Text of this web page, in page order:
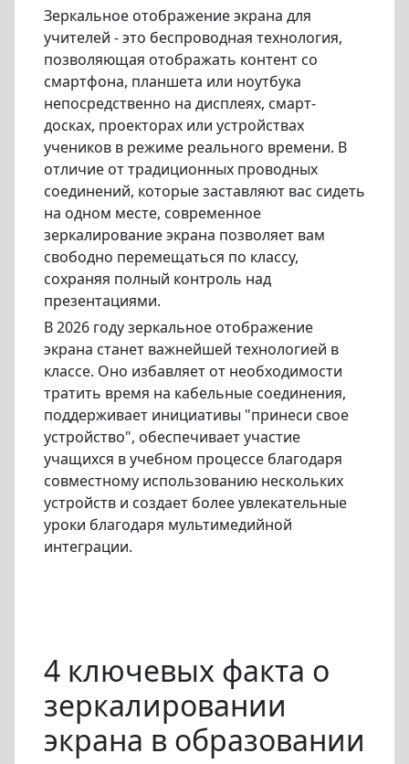
Зеркальное отображение экрана для
учителей - это беспроводная технология,
позволяющая отображать контент со
смартфона, планшета или ноутбука
непосредственно на дисплеях, смарт-
досках, проекторах или устройствах
учеников в режиме реального времени. В
отличие от традиционных проводных
соединений, которые заставляют вас сидеть
на одном месте, современное
зеркалирование экрана позволяет вам
свободно перемещаться по классу,
сохраняя полный контроль над
презентациями.
В 2026 году зеркальное отображение
экрана станет важнейшей технологией в
классе. Оно избавляет от необходимости
тратить время на кабельные соединения,
поддерживает инициативы "принеси свое
устройство", обеспечивает участие
учащихся в учебном процессе благодаря
совместному использованию нескольких
устройств и создает более увлекательные
уроки благодаря мультимедийной
интеграции.
4 ключевых факта о
зеркалировании
экрана в образовании